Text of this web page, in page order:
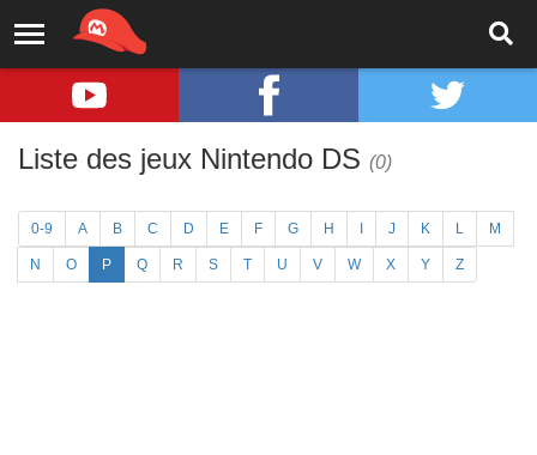
Liste des jeux Nintendo DS (0)
0-9 A B C D E F G H J K L M
N O P Q R S T U V W X Y Z